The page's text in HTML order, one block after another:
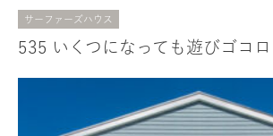
サーファーズハウス
535 いくつになっても遊びゴコ